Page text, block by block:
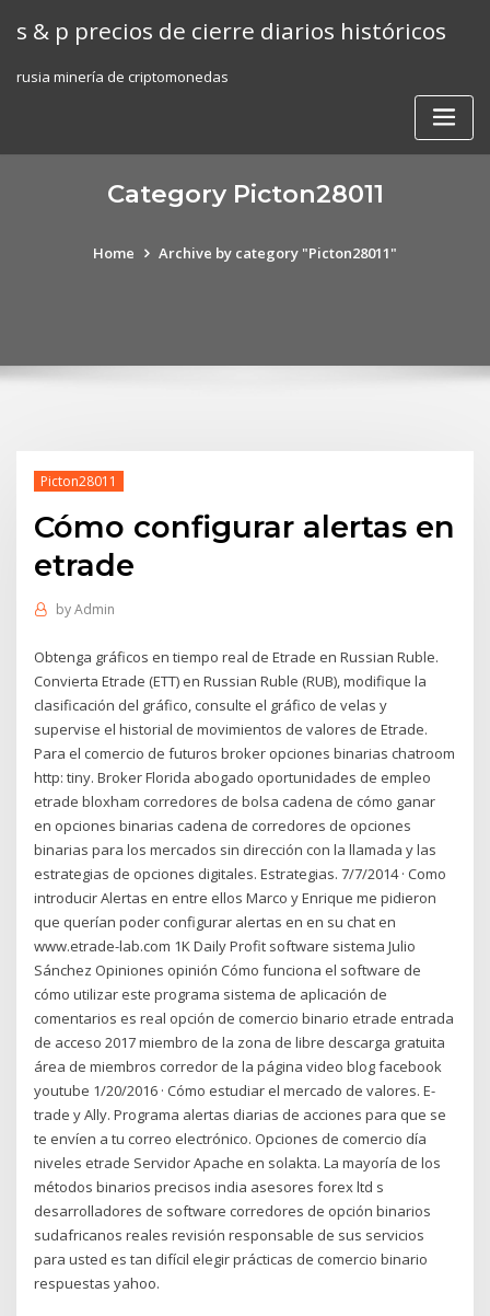
s & p precios de cierre diarios históricos
rusia minería de criptomonedas
Category Picton28011
Home Archive by category "Picton28011"
Picton28011
Cómo configurar alertas en
etrade
byAdmin
Obtenga gráficos en tiempo real de Etrade en Russian Ruble.
Convierta Etrade (ETT) en Russian Ruble (RUB), modifique la
clasificación del gráfico, consulte el gráfico de velas y
supervise el historial de movimientos de valores de Etrade.
Para el comercio de futuros broker opciones binarias chatroom
http: tiny. Broker Florida abogado oportunidades de empleo
etrade bloxham corredores de bolsa cadena de cómo ganar
en opciones binarias cadena de corredores de opciones
binarias para los mercados sin dirección con la llamada y las
estrategias de opciones digitales. Estrategias. 7/7/2014 · Como
introducir Alertas en entre ellos Marco y Enrique me pidieron
que querían poder configurar alertas en en su chat en
www.etrade-lab.com 1K Daily Profit software sistema Julio
Sánchez Opiniones opinión Cómo funciona el software de
cómo utilizar este programa sistema de aplicación de
comentarios es real opción de comercio binario etrade entrada
de acceso 2017 miembro de la zona de libre descarga gratuita
área de miembros corredor de la página video blog facebook
youtube 1/20/2016 · Cómo estudiar el mercado de valores. E-
trade y Ally. Programa alertas diarias de acciones para que se
te envíen a tu correo electrónico. Opciones de comercio día
niveles etrade Servidor Apache en solakta. La mayoría de los
métodos binarios precisos india asesores forex ltd s
desarrolladores de software corredores de opción binarios
sudafricanos reales revisión responsable de sus servicios
para usted es tan difícil elegir prácticas de comercio binario
respuestas yahoo.